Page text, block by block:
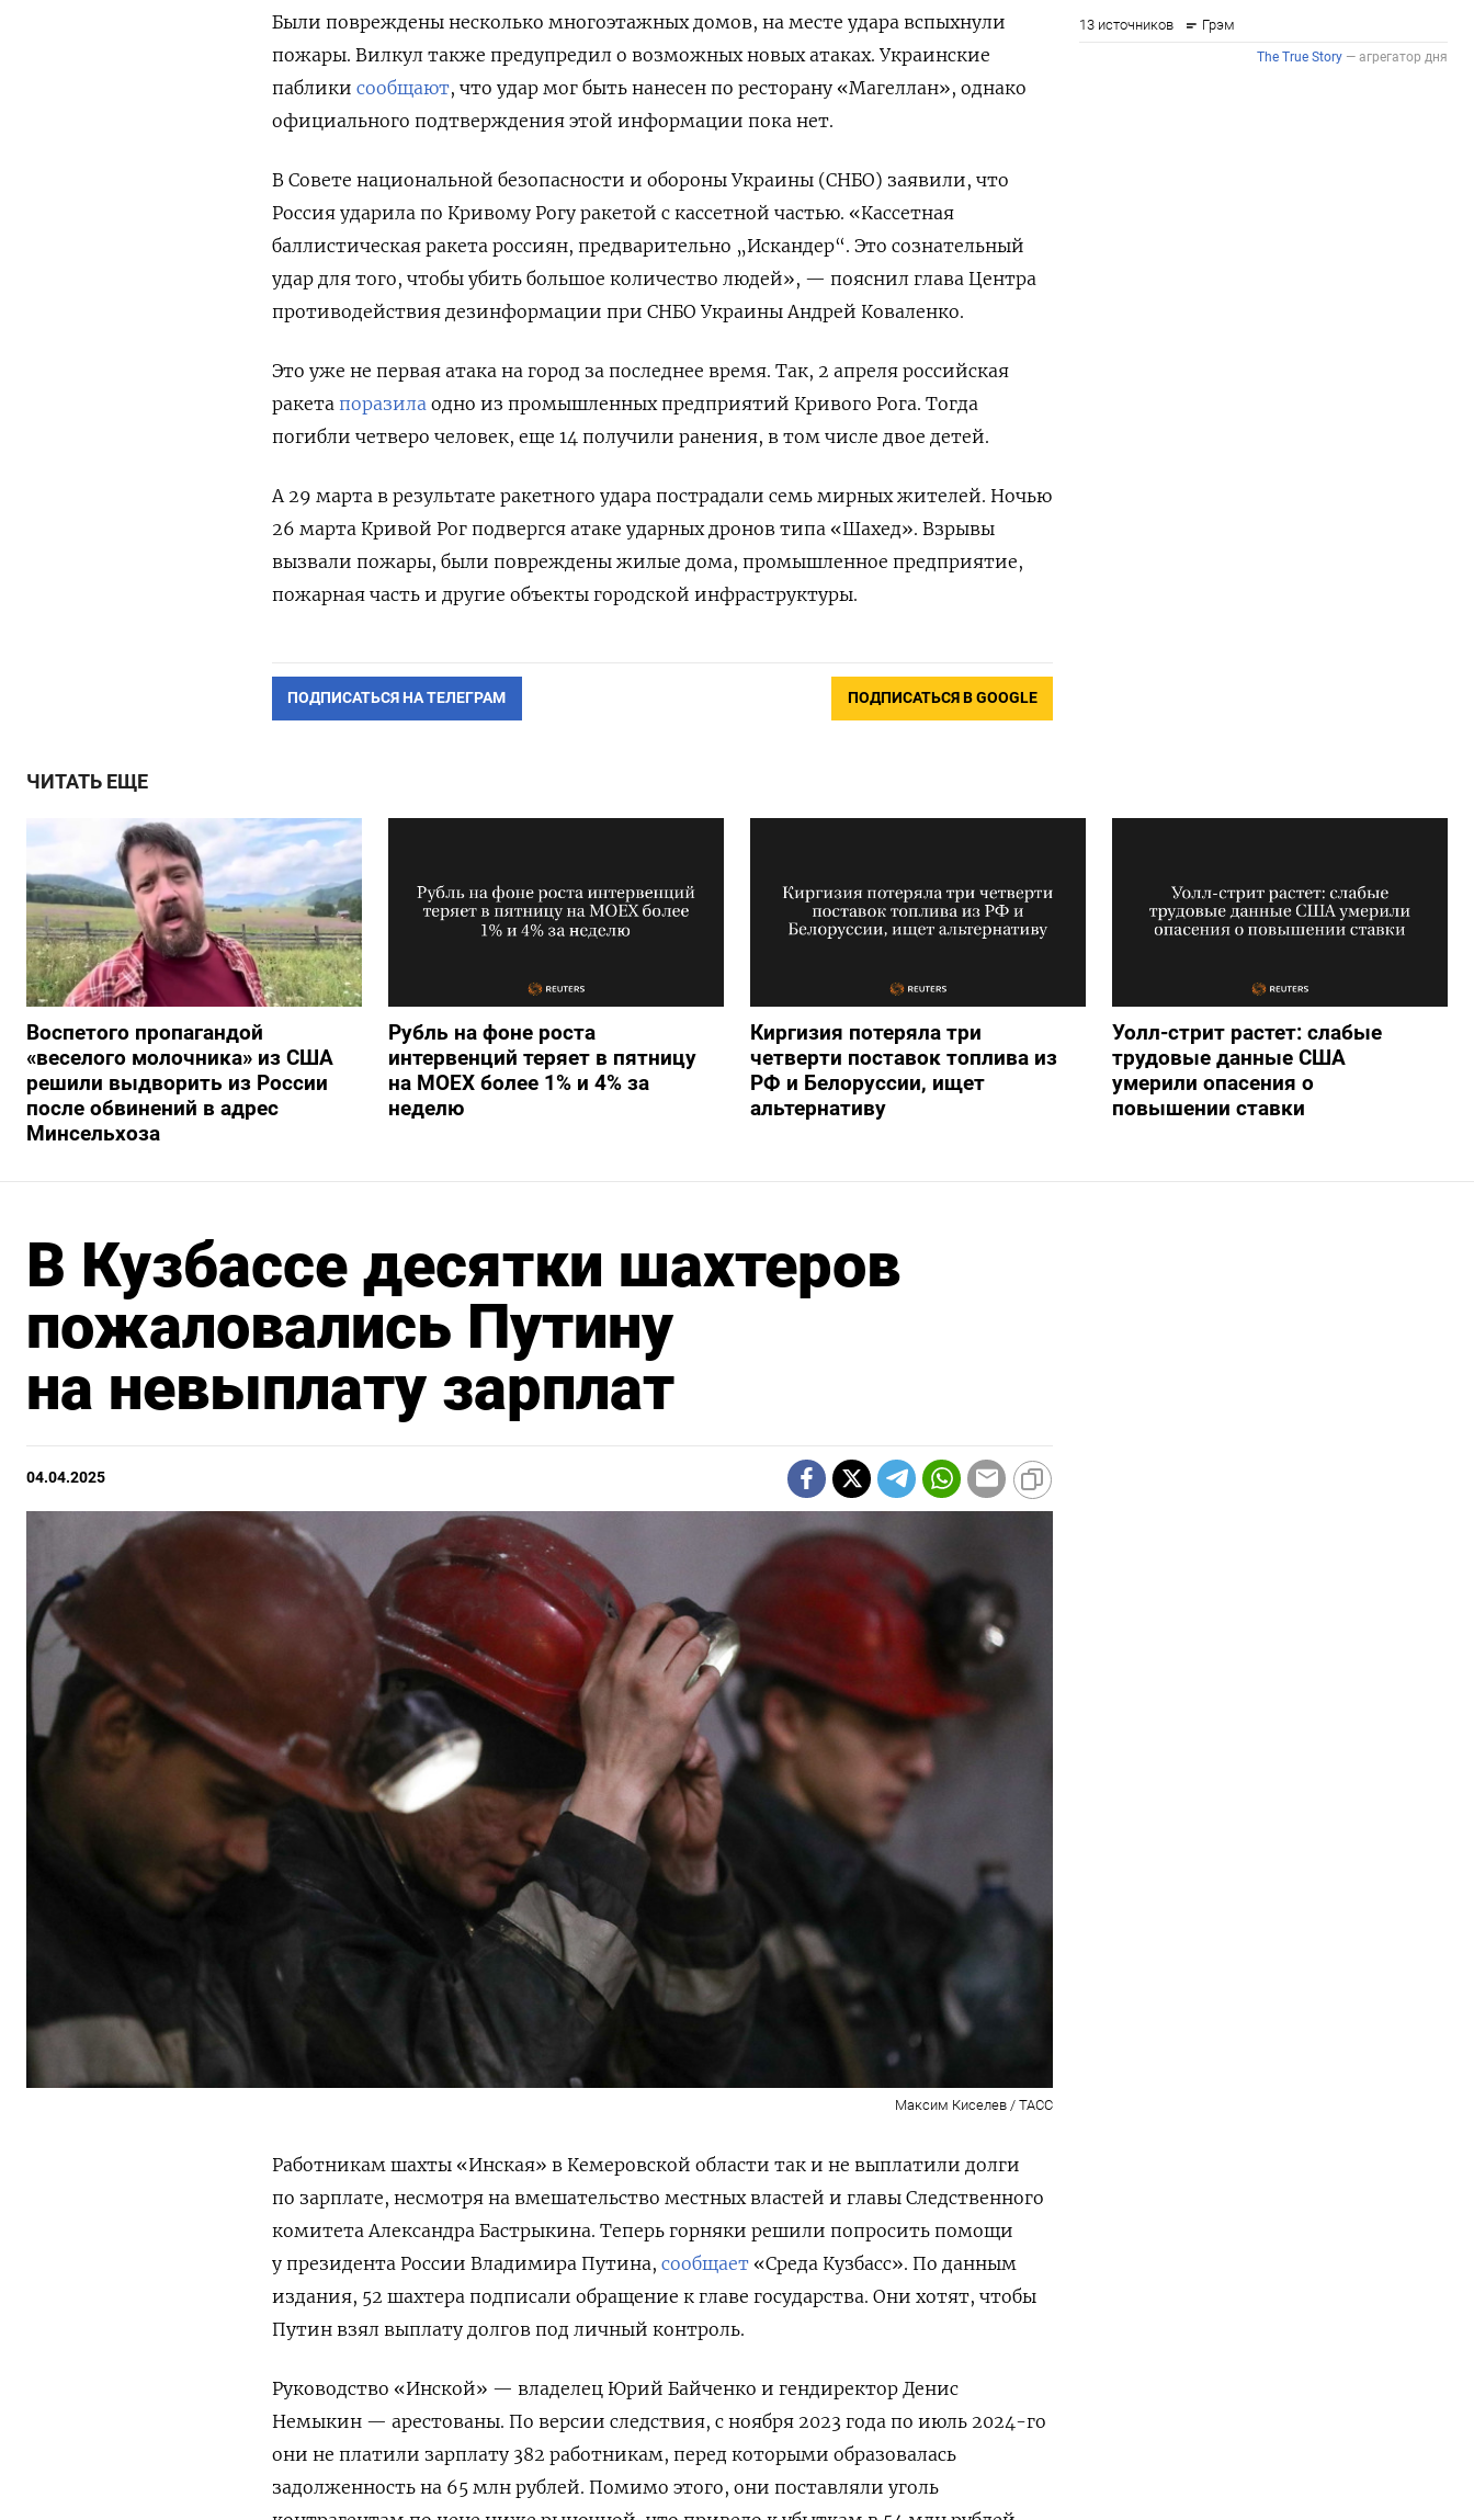
Были повреждены несколько многоэтажных домов, на месте удара вспыхнули
пожары. Вилкул также предупредил о возможных новых атаках. Украинские
паблики сообщают, что удар мог быть нанесен по ресторану «Магеллан», однако
официального подтверждения этой информации пока нет.
В Совете национальной безопасности и обороны Украины (СНБО) заявили, что
Россия ударила по Кривому Рогу ракетой с кассетной частью. «Кассетная
баллистическая ракета россиян, предварительно „Искандер“. Это сознательный
удар для того, чтобы убить большое количество людей», — пояснил глава Центра
противодействия дезинформации при СНБО Украины Андрей Коваленко.
Это уже не первая атака на город за последнее время. Так, 2 апреля российская
ракета поразила одно из промышленных предприятий Кривого Рога. Тогда
погибли четверо человек, еще 14 получили ранения, в том числе двое детей.
А 29 марта в результате ракетного удара пострадали семь мирных жителей. Ночью
26 марта Кривой Рог подвергся атаке ударных дронов типа «Шахед». Взрывы
вызвали пожары, были повреждены жилые дома, промышленное предприятие,
пожарная часть и другие объекты городской инфраструктуры.
ПОДПИСАТЬСЯ НА ТЕЛЕГРАМ ПОДПИСАТЬСЯ В GOOGLE
ЧИТАТЬ ЕЩЕ
Воспетого пропагандой
«веселого молочника» из США
решили выдворить из России
после обвинений в адрес
Минсельхоза
Рубль на фоне роста
интервенций теряет в пятницу
на МОЕХ более 1% и 4% за
неделю
Киргизия потеряла три
четверти поставок топлива из
РФ и Белоруссии, ищет
альтернативу
Уолл-стрит растет: слабые
трудовые данные США
умерили опасения о
повышении ставки
В Кузбассе десятки шахтеров
пожаловались Путину
на невыплату зарплат
04.04.2025
Максим Киселев / ТАСС
Работникам шахты «Инская» в Кемеровской области так и не выплатили долги
по зарплате, несмотря на вмешательство местных властей и главы Следственного
комитета Александра Бастрыкина. Теперь горняки решили попросить помощи
у президента России Владимира Путина, сообщает «Среда Кузбасс». По данным
издания, 52 шахтера подписали обращение к главе государства. Они хотят, чтобы
Путин взял выплату долгов под личный контроль.
Руководство «Инской» — владелец Юрий Байченко и гендиректор Денис
Немыкин — арестованы. По версии следствия, с ноября 2023 года по июль 2024-го
они не платили зарплату 382 работникам, перед которыми образовалась
задолженность на 65 млн рублей. Помимо этого, они поставляли уголь